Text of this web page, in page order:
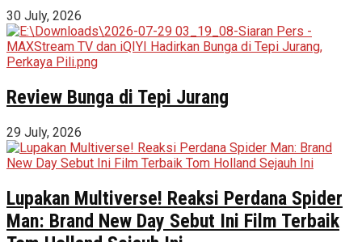
30 July, 2026
Review Bunga di Tepi Jurang
29 July, 2026
Lupakan Multiverse! Reaksi Perdana Spider
Man: Brand New Day Sebut Ini Film Terbaik